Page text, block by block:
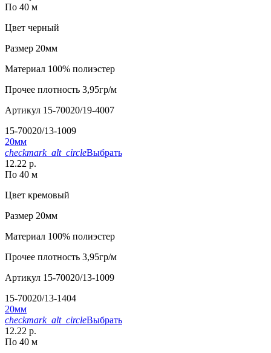
По 40 м
Цвет черный
Размер 20мм
Материал 100% полиэстер
Прочее плотность 3,95гр/м
Артикул 15-70020/19-4007
15-70020/13-1009
20мм
checkmark_alt_circleВыбрать
12.22 р.
По 40 м
Цвет кремовый
Размер 20мм
Материал 100% полиэстер
Прочее плотность 3,95гр/м
Артикул 15-70020/13-1009
15-70020/13-1404
20мм
checkmark_alt_circleВыбрать
12.22 р.
По 40 м